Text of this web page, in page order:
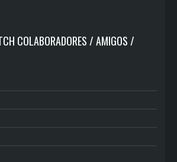
COLABORADORES / AMIGOS /